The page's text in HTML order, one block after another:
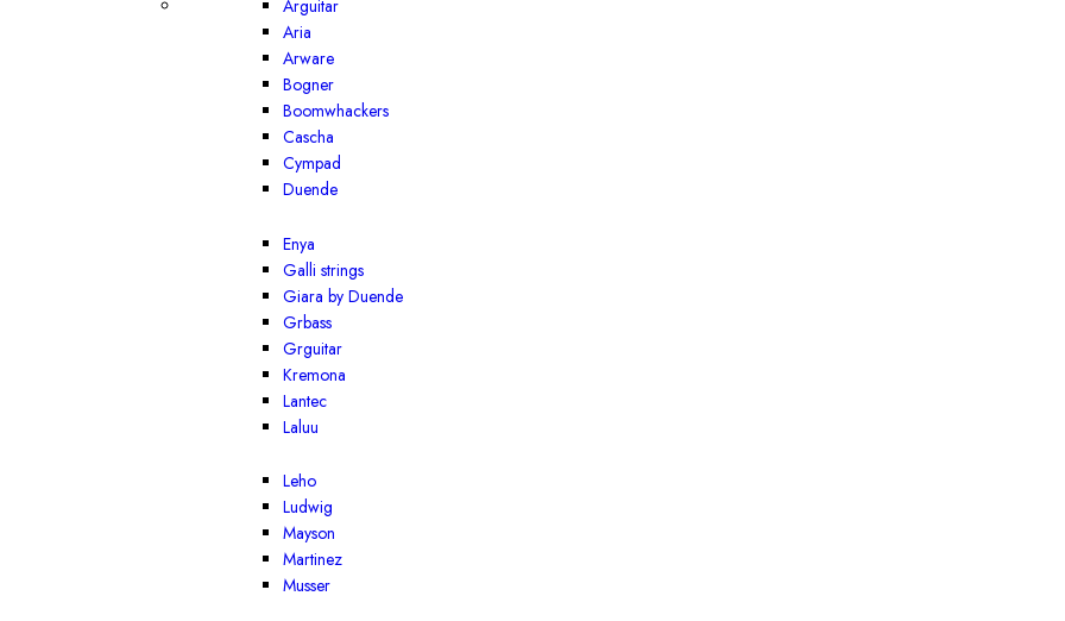
Arguitar
Aria
Arware
Bogner
Boomwhackers
Cascha
Cympad
Duende
Enya
Galli strings
Giara by Duende
Grbass
Grguitar
Kremona
Lantec
Laluu
Leho
Ludwig
Mayson
Martinez
Musser